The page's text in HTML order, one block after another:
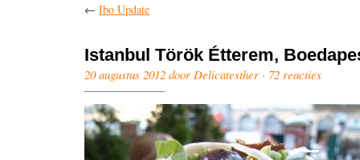
← Ibo Update
Istanbul Török Étterem,
20 augustus 2012 door Delicatesther · 72 reacties